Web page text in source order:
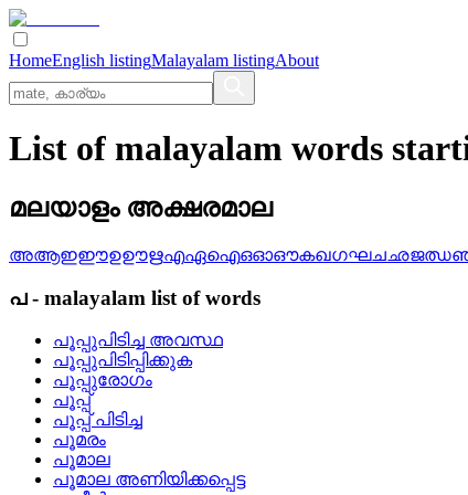
HomeEnglish listingMalayalam listingAbout
List of malayalam words
മലയാളം അക്ഷരമാല
അആഇഈഉഊഋഎഏഐഒഓഔകഖഗഘചഛജഝ
പ- malayalam list of words
പൂപ്പുപിടിച്ച അവസ്ഥ
പൂപ്പുപിടിപ്പിക്കുക
പൂപ്പുരോഗം
പൂപ്പ്
പൂപ്പ്‌ പിടിച്ച
പൂമരം
പൂമാല
പൂമാല അണിയിക്കപ്പെട്ട